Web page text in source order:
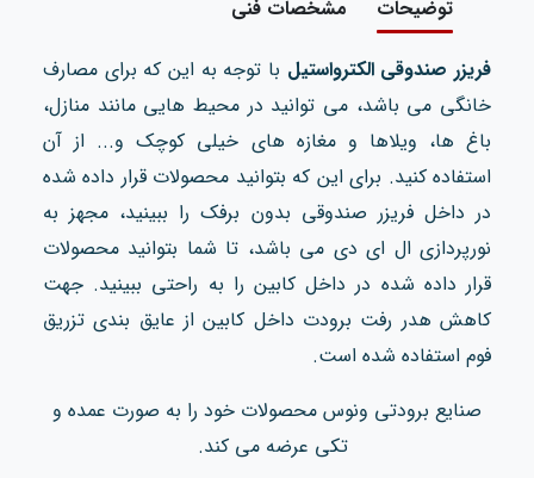
توضیحات مشخصات فنی
فریزر صندوقی الکترواستیل با توجه به این که برای مصارف
خانگی می باشد، می توانید در محیط هایی مانند منازل،
باغ‌ ها، ویلاها و مغازه‌ های خیلی کوچک و... از آن
استفاده کنید. برای این که بتوانید محصولات قرار داده شده
در داخل فریزر صندوقی بدون برفک را ببینید، مجهز به
نورپردازی ال ای دی می باشد، تا شما بتوانید محصولات
قرار داده شده در داخل کابین را به راحتی ببینید. جهت
کاهش هدر رفت برودت داخل کابین از عایق بندی تزریق
فوم استفاده شده است.
صنایع برودتی ونوس محصولات خود را به صورت عمده و
تکی عرضه می کند.